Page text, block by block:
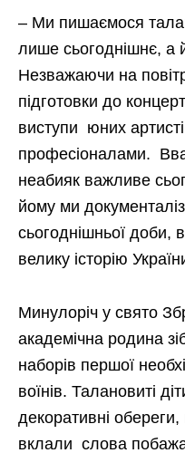
– Ми пишаємося
лише сьогоднішнє, а
Незважаючи на
підготовки до
виступи юних
професіоналами.
неабияк важливе
йому ми
сьогоднішньої доби,
велику історію
Минулоріч у свято
академічна родина
наборів першої
воїнів. Талановиті
декоративні обереги,
вклали слова